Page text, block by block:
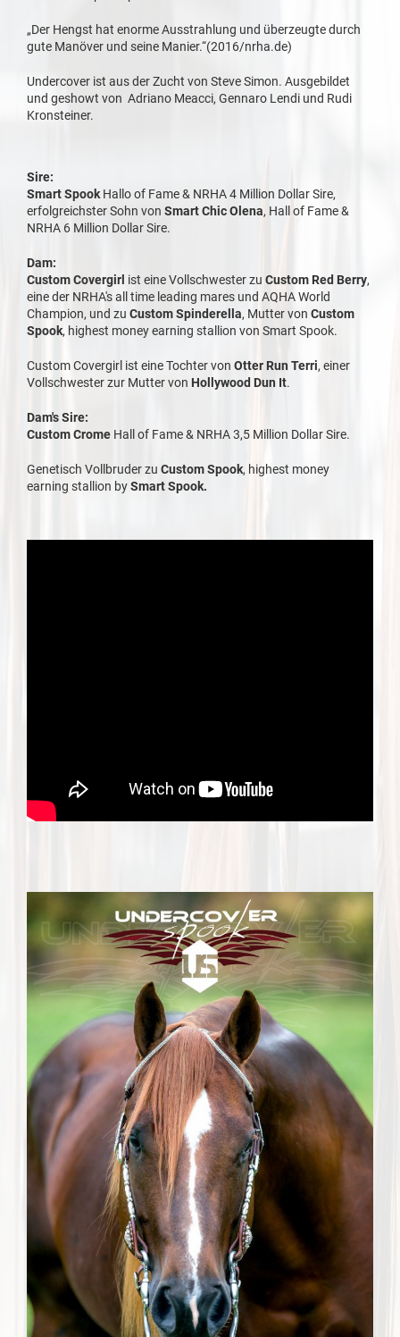
„Der Hengst hat enorme Ausstrahlung und überzeugte durch
gute Manöver und seine Manier.“(2016/nrha.de)
Undercover ist aus der Zucht von Steve Simon. Ausgebildet
und geshowt von Adriano Meacci, Gennaro Lendi und Rudi
Kronsteiner.
Sire:
Smart Spook Hallo of Fame & NRHA 4 Million Dollar Sire,
erfolgreichster Sohn von Smart Chic Olena, Hall of Fame &
NRHA 6 Million Dollar Sire.
Dam:
Custom Covergirl ist eine Vollschwester zu Custom Red Berry,
eine der NRHA's all time leading mares und AQHA World
Champion, und zu Custom Spinderella, Mutter von Custom
Spook, highest money earning stallion von Smart Spook.
Custom Covergirl ist eine Tochter von Otter Run Terri, einer
Vollschwester zur Mutter von Hollywood Dun It.
Dam's Sire:
Custom Crome Hall of Fame & NRHA 3,5 Million Dollar Sire.
Genetisch Vollbruder zu Custom Spook, highest money
earning stallion bySmart Spook.